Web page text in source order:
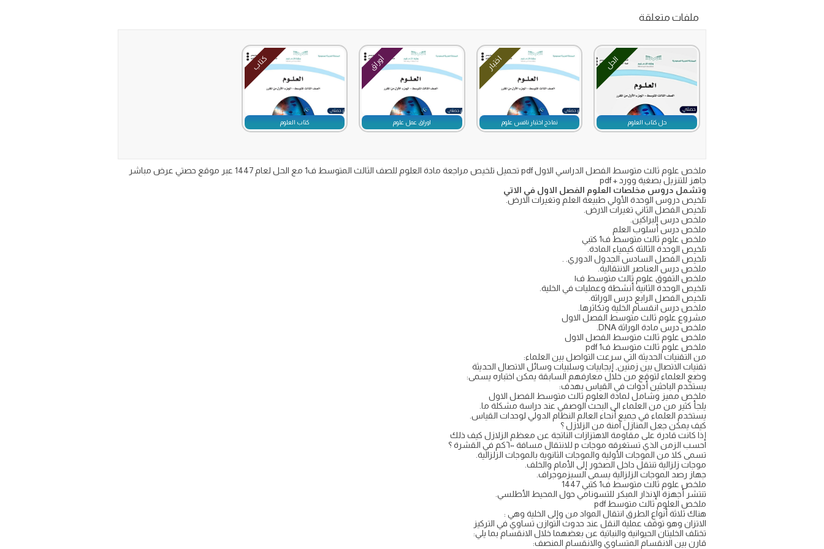
ملفات متعلقة
الحل
حل كتاب العلوم
اختبار
نماذج اختبار نافس علوم
أوراق
اوراق عمل علوم
كتاب
كتاب العلوم
ملخص علوم ثالث متوسط الفصل الدراسي الاول pdf تحميل تلخيص مراجعة مادة العلوم للصف الثالث المتوسط ف1 مع الحل لعام 1447 عبر موقع حصتي عرض مباشر
جاهز للتنزيل بصغية وورد + pdf
وتشمل دروس مخلصات العلوم الفصل الاول في الاتي
تلخيص دروس الوحدة الأولي طبيعة العلم وتغيرات الارض.
تلخيص الفصل الثاني تغيرات الارض.
ملخص درس البراكين.
ملخص درس أسلوب العلم
ملخص علوم ثالث متوسط ف1 كتبي
تلخيص الوحدة الثالثة كيمياء المادة.
تلخيص الفصل السادس الجدول الدوري. .
ملخص درس العناصر الانتقالية.
ملخص التفوق علوم ثالث متوسط ف١
تلخيص الوحدة الثانية أنشطة وعمليات في الخلية.
تلخيص الفصل الرابع درس الوراثة.
ملخص درس انقسام الخلية وتكاثرها.
مشروع علوم ثالث متوسط الفصل الاول
ملخص درس مادة الوراثة DNA.
ملخص علوم ثالث متوسط الفصل الاول
ملخص علوم ثالث متوسط ف1 pdf
من التقنيات الحديثة التي سرعت التواصل بين العلماء:
تقنيات الاتصال بين زمنين, إيجابيات وسلبيات وسائل الاتصال الحديثة
وضع العلماء لتوقع من خلال معارفهم السابقة يمكن اختباره يسمى:
يستخدم الباحثين أدوات في القياس بهدف:
ملخص مميز وشامل لمادة العلوم ثالث متوسط الفصل الاول
يلجأ كثير من من العلماء الى البحث الوصفي عند دراسة مشكلة ما.
يستخدم العلماء في جميع أنحاء العالم النظام الدولي لوحدات القياس.
كيف يمكن جعل المنازل آمنة من الزلازل ؟
إذا كانت قادرة على مقاومة الاهتزازات الناتجة عن معظم الزلازل كيف ذلك
احسب الزمن الذي تستغرقه موجات p للانتقال مسافة ٦٠٠كم في القشرة ؟
تسمى كلا من الموجات الأولية والموجات الثانوية بالموجات الزلزالية.
موجات زلزالية تنتقل داخل الصخور إلى الأمام والخلف.
جهاز رصد الموجات الزلزالية يسمى السيزموجراف.
ملخص علوم ثالث متوسط ف1 كتبي 1447
تنتشر أجهزة الإنذار المبكر للتسونامي حول المحيط الأطلسي.
ملخص العلوم ثالث متوسط pdf
هناك ثلاثة أنواع الطرق انتقال المواد من وإلى الخلية وهي :
الاتزان وهو توقف عملية النقل عند حدوث التوازن تساوي في التركيز
تختلف الخليتان الحيوانية والنباتية عن بعضهما خلال الانقسام بما يلي:
قارن بين الانقسام المتساوي والانقسام المنصف: